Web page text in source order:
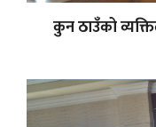
कुन ठाउँको